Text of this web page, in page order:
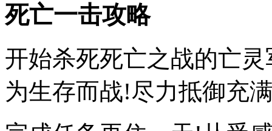
死亡一击攻略
开始杀死死亡之战的亡
为生存而战!尽力抵御充